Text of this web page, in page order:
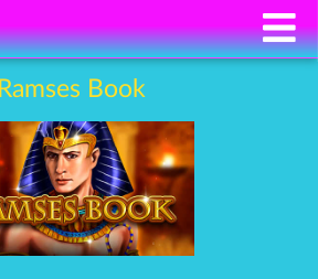
Ramses Book